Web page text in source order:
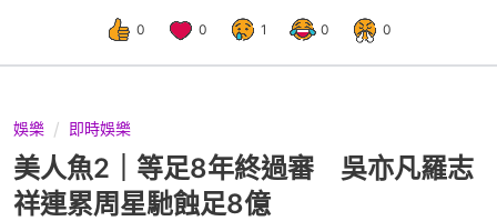
0 0 1 0 0
娛樂 即時娛樂
美人魚2｜等足8年終過審 吳亦凡羅志
祥連累周星馳蝕足8億